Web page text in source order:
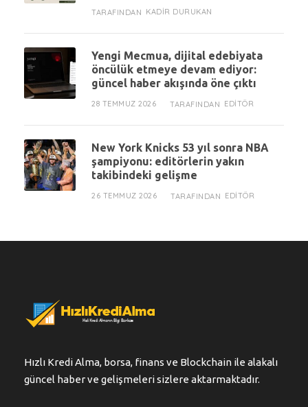
TARAFINDAN KADIR DURUKAN
Yengi Mecmua, dijital edebiyata
öncülük etmeye devam ediyor:
güncel haber akışında öne çıktı
28 TEMMUZ 2026 TARAFINDAN EDITÖR
New York Knicks 53 yıl sonra NBA
şampiyonu: editörlerin yakın
takibindeki gelişme
26 TEMMUZ 2026 TARAFINDAN EDITÖR
Hızlı Kredi Alma, borsa, finans ve Blockchain ile alakalı
güncel haber ve gelişmeleri sizlere aktarmaktadır.